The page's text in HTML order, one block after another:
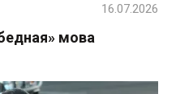
мова
16.07.2026